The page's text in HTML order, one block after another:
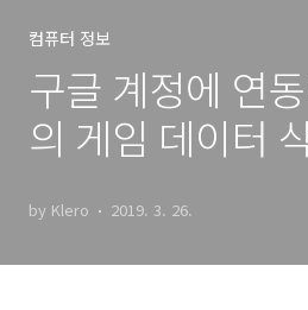
컴퓨터 정보
구글 계정에 연
의 게임 데이터
by Klero 2019. 3. 26.